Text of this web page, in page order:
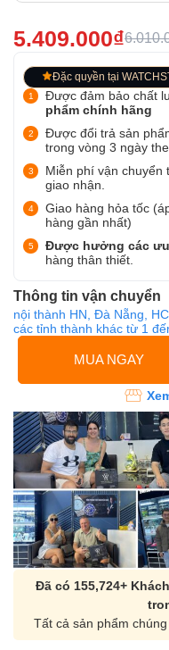
5.409.000₫
Đặc quyền tại
Được đảm bảo chất
phẩm chính hãng
Được đổi trả sản
trong vòng 3 ngày
Miễn phí vận chuyển
giao nhận.
Giao hàng hỏa tốc
hàng gần nhất)
Được hưởng các
hàng thân thiết.
Thông tin vận chuyển
nội thành HN, Đà Nẵng,
các tỉnh thành khác từ 1
MUA NGAY
Đã có 155,724+
Tất cả sản phẩm